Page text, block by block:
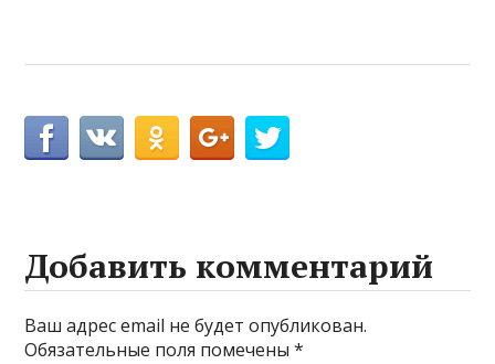
Добавить комментарий
Ваш адрес email не будет опубликован.
Обязательные поля помечены*